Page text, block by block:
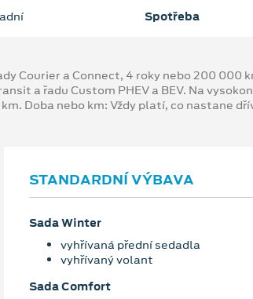
Spotřeba
Courier a Connect, 4 roky nebo 200 000
a řadu Custom PHEV a BEV. Na
Doba nebo km: Vždy platí, co nastane
STANDARDNÍ VÝBAVA
Sada Winter
vyhřívaná přední sedadla
vyhřívaný volant
Sada Comfort